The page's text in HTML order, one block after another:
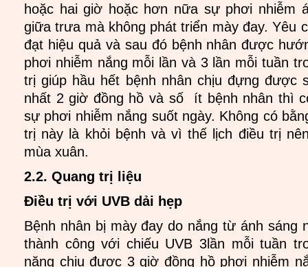
hoặc hai giờ hoặc hơn nữa sự phơi nhiễm
giữa trưa mà không phát triển mày đay. Yêu
đạt hiệu quả và sau đó bệnh nhân được
phơi nhiễm nắng mỗi lần và 3 lần mỗi tuần
trị giúp hầu hết bệnh nhân chịu đựng được
nhất 2 giờ đồng hồ và số ít bệnh nhân thì
sự phơi nhiễm nắng suốt ngày. Không có
trị này là khỏi bệnh và vì thế lịch điều trị
mùa xuân.
2.2. Quang trị liệu
Điều trị với UVB dải hẹp
Bệnh nhân bị mày đay do nắng từ ánh sáng
thành công với chiếu UVB 3lần mỗi tuần
năng chịu được 3 giờ đồng hồ phơi nhiễm